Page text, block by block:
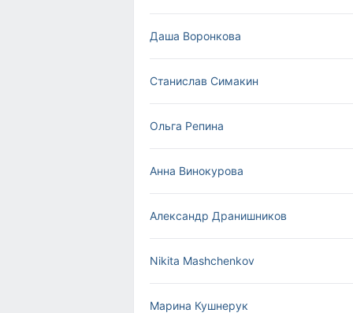
Даша Воронкова
Станислав Симакин
Ольга Репина
Анна Винокурова
Александр Дранишников
Nikita Mashchenkov
Марина Кушнерук